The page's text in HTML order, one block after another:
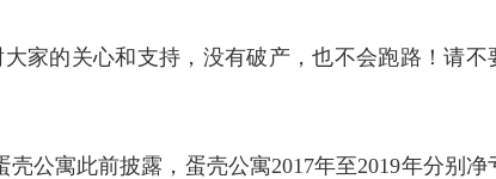
家的关心和支持，没有破产，也不会跑路！请不
公寓此前披露，蛋壳公寓2017年至2019年分别净